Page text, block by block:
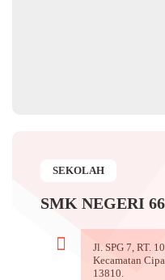
SEKOLAH
SMK NEGERI
Jl. SPG 7, RT.
Kecamatan
13810.